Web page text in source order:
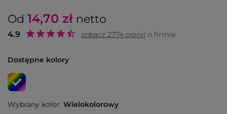
Od 14,70 zł netto
4.9 zobacz 2774 opinii o firmie
Dostępne kolory
Wybrany kolor: Wielokolorowy